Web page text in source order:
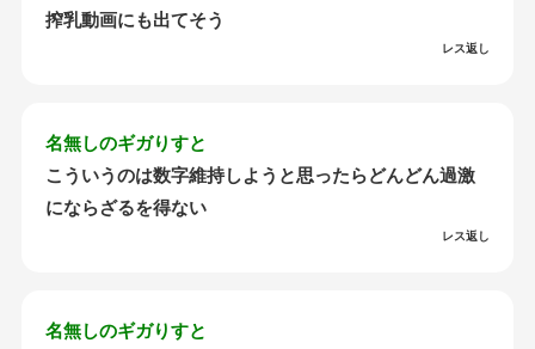
搾乳動画にも出てそう
レス返し
名無しのギガりすと
こういうのは数字維持しようと思ったらどんどん過激
にならざるを得ない
レス返し
名無しのギガりすと